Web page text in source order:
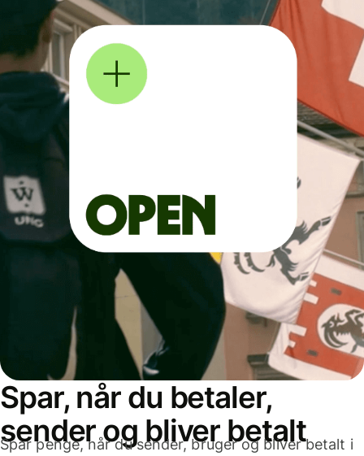
Spar, når du betaler,
sender og bliver betalt
Spar penge, når du sender, bruger og bliver betalt i